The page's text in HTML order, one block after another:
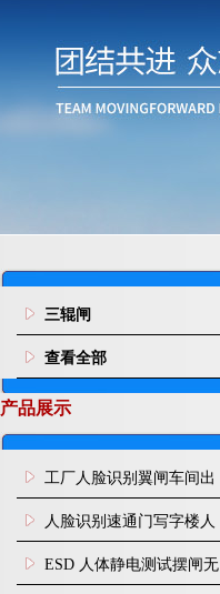
三辊闸
查看全部
产品展示
工厂人脸识别翼闸车间出
入口人行通道门禁
人脸识别速通门写字楼人
行通道闸门禁设备
ESD 人体静电测试摆闸无